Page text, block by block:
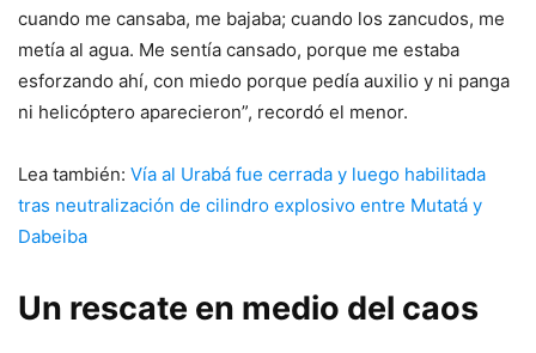
cuando me cansaba, me bajaba; cuando los zancudos, me
metía al agua. Me sentía cansado, porque me estaba
esforzando ahí, con miedo porque pedía auxilio y ni panga
ni helicóptero aparecieron”, recordó el menor.
Lea también: Vía al Urabá fue cerrada y luego habilitada
tras neutralización de cilindro explosivo entre Mutatá y
Dabeiba
Un rescate en medio del caos